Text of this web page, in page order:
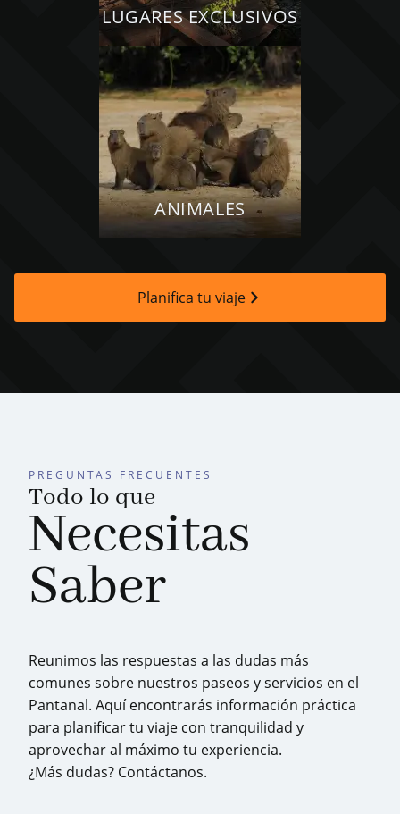
LUGARES EXCLUSIVOS
ANIMALES
Planifica tu viaje
PREGUNTAS FRECUENTES
Todo lo que
Necesitas
Saber
Reunimos las respuestas a las dudas más
comunes sobre nuestros paseos y servicios en el
Pantanal. Aquí encontrarás información práctica
para planificar tu viaje con tranquilidad y
aprovechar al máximo tu experiencia.
¿Más dudas? Contáctanos.